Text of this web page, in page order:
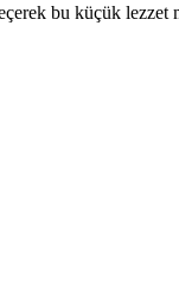
bu küçük lezzet